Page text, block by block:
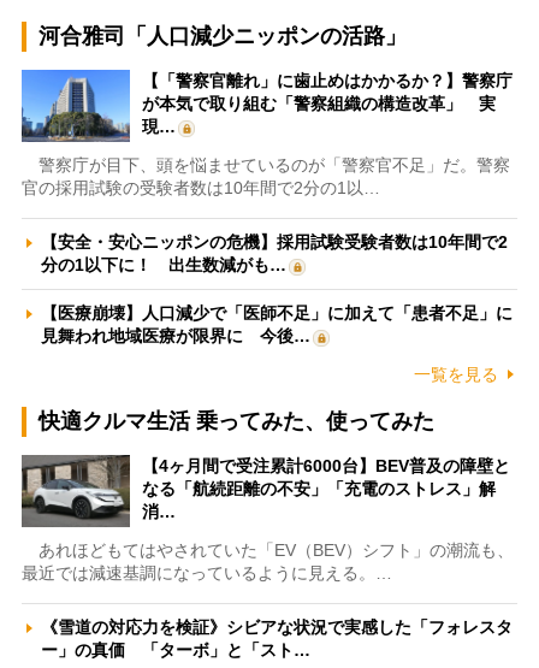
河合雅司「人口減少ニッポンの活路」
【「警察官離れ」に歯止めはかかるか？】警察庁
が本気で取り組む「警察組織の構造改革」 実
現…
警察庁が目下、頭を悩ませているのが「警察官不足」だ。警察
官の採用試験の受験者数は10年間で2分の1以…
【安全・安心ニッポンの危機】採用試験受験者数は10年間で2
分の1以下に！ 出生数減がも…
【医療崩壊】人口減少で「医師不足」に加えて「患者不足」に
見舞われ地域医療が限界に 今後…
一覧を見る
快適クルマ生活 乗ってみた、使ってみた
【4ヶ月間で受注累計6000台】BEV普及の障壁と
なる「航続距離の不安」「充電のストレス」解
消…
あれほどもてはやされていた「EV（BEV）シフト」の潮流も、
最近では減速基調になっているように見える。…
《雪道の対応力を検証》シビアな状況で実感した「フォレスタ
ー」の真価 「ターボ」と「スト…